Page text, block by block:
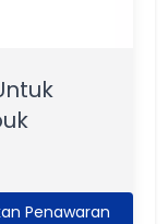
Penawaran